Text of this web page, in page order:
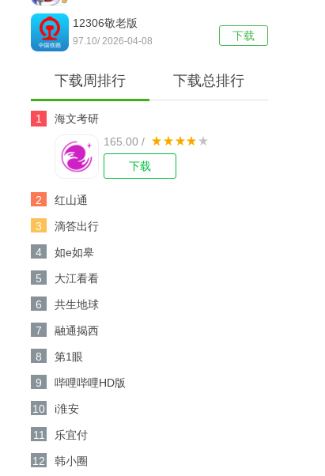
下载
12306敬老版
97.10/ 2026-04-08
下载周排行 下载总排行
1
海文考研
165.00 /
下载
2 红山通
3 滴答出行
4 如e如皋
5 大江看看
6 共生地球
7 融通揭西
8 第1眼
9 哔哩哔哩HD版
10 i淮安
11 乐宜付
12 韩小圈